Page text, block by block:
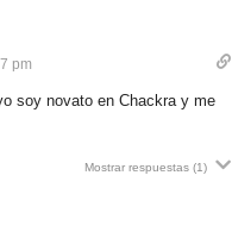
pm
soy novato en Chackra y me
Mostrar respuestas (1)